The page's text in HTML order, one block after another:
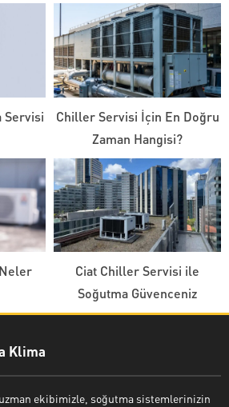
Servisi
Chiller Servisi İçin En Doğru
Zaman Hangisi?
Ciat Chiller Servisi ile
Soğutma Güvenceniz
Klima
ekibimizle, soğutma sistemlerinizin